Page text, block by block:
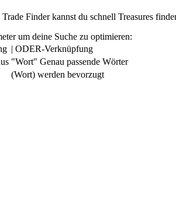
Finder kannst du schnell Treasures
um deine Suche zu optimieren:
| ODER-Verknüpfung
"Wort" Genau passende Wörter
(Wort) werden bevorzugt